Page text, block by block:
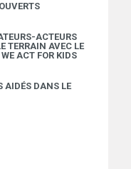
ACTEURS
TERRAIN AVEC LE
ACT FOR KIDS
AIDÉS DANS LE